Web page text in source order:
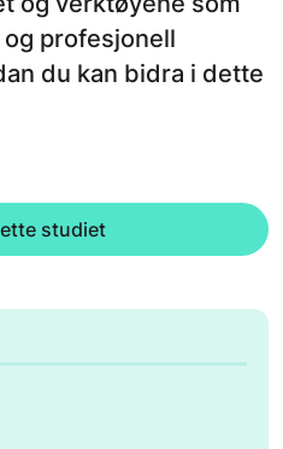
profesjonell
du kan bidra i dette
studiet